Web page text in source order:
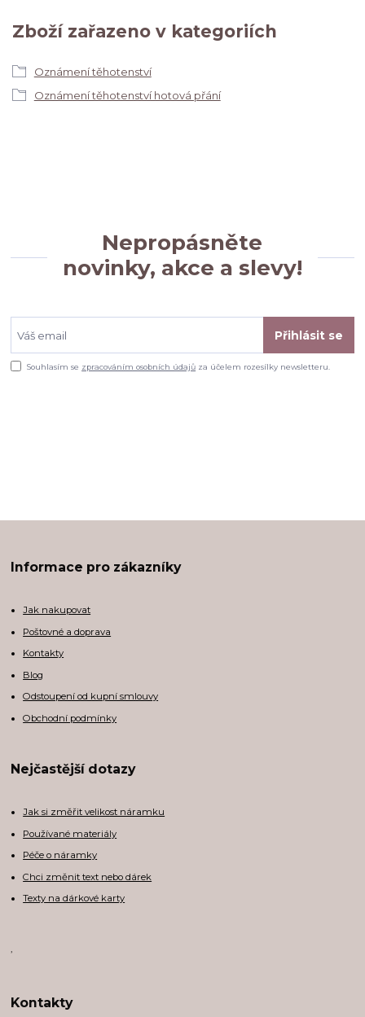
Zboží zařazeno v kategoriích
Oznámení těhotenství
Oznámení těhotenství hotová přání
Nepropásněte
novinky, akce a slevy!
Přihlásit se
Souhlasím se zpracováním osobních údajů za účelem rozesílky newsletteru.
Informace pro zákazníky
Jak nakupovat
Poštovné a doprava
Kontakty
Blog
Odstoupení od kupní smlouvy
Obchodní podmínky
Nejčastější dotazy
Jak si změřit velikost náramku
Používané materiály
Péče o náramky
Chci změnit text nebo dárek
Texty na dárkové karty
Kontakty